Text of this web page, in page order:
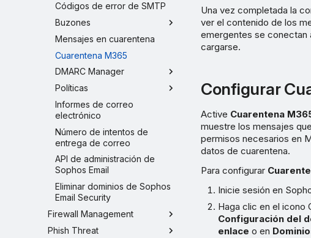
Códigos de error de SMTP
Buzones
Mensajes en cuarentena
Cuarentena M365
DMARC Manager
Políticas
Informes de correo
electrónico
Número de intentos de
entrega de correo
API de administración de
Sophos Email
Eliminar dominios de Sophos
Email Security
Firewall Management
Phish Threat
Una vez completada la
ver el contenido de los
emergentes se conectan
cargarse.
Configurar
Active Cuarentena
muestre los mensajes
permisos necesarios en
datos de cuarentena.
Para configurar
Inicie sesión en
Haga clic en el icono
Configuración del
enlace o en